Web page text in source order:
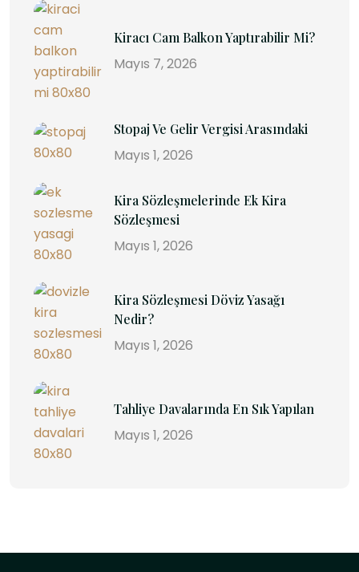
Kiracı Cam Balkon Yaptırabilir Mi?
Mayıs 7, 2026
Stopaj Ve Gelir Vergisi Arasındaki
Mayıs 1, 2026
Kira Sözleşmelerinde Ek Kira
Sözleşmesi
Mayıs 1, 2026
Kira Sözleşmesi Döviz Yasağı
Nedir?
Mayıs 1, 2026
Tahliye Davalarında En Sık Yapılan
Mayıs 1, 2026